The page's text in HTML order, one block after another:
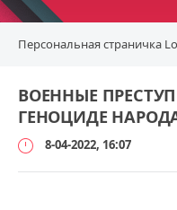
Персональная страничка
ВОЕННЫЕ
ГЕНОЦИДЕ
8-04-2022, 16:07